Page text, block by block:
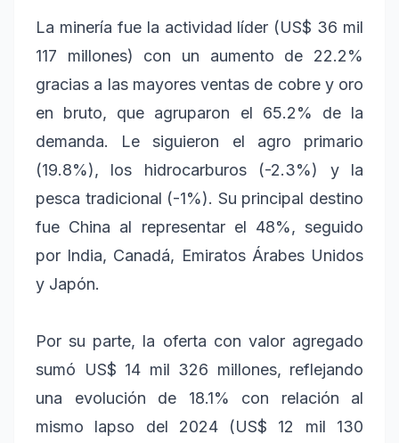
La minería fue la actividad líder (US$ 36 mil
117 millones) con un aumento de 22.2%
gracias a las mayores ventas de cobre y oro
en bruto, que agruparon el 65.2% de la
demanda. Le siguieron el agro primario
(19.8%), los hidrocarburos (-2.3%) y la
pesca tradicional (-1%). Su principal destino
fue China al representar el 48%, seguido
por India, Canadá, Emiratos Árabes Unidos
y Japón.
Por su parte, la oferta con valor agregado
sumó US$ 14 mil 326 millones, reflejando
una evolución de 18.1% con relación al
mismo lapso del 2024 (US$ 12 mil 130